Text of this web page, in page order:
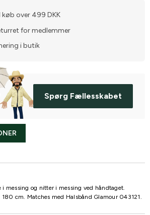
over 499 DKK
for medlemmer
i butik
Spørg Fællesskabet
messing og nitter i messing ved håndtaget.
cm. Matches med Halsbånd Glamour 043121.